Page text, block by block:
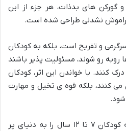
گورکن های بدذات، هر جزء از این
نشدنی طراحی شده است.
و تفریح است، بلکه به کودکان
روبه رو شوند، مسئولیت پذیر باشند
کنند. با خواندن این اثر، کودکان
کنند، بلکه قوه ی تخیل و مهارت
اگر به دنبال کتابی هستید که کودکان ۷ تا ۱۲ سال را به دنیای پر